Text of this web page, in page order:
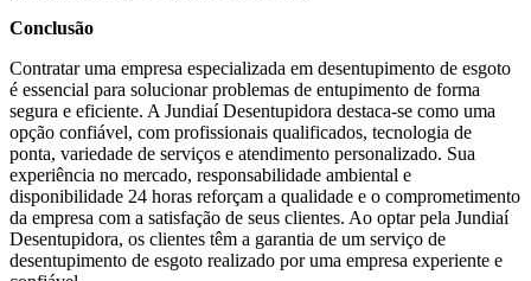
Conclusão
Contratar uma empresa especializada em desentupimento de esgoto
é essencial para solucionar problemas de entupimento de forma
segura e eficiente. A Jundiaí Desentupidora destaca-se como uma
opção confiável, com profissionais qualificados, tecnologia de
ponta, variedade de serviços e atendimento personalizado. Sua
experiência no mercado, responsabilidade ambiental e
disponibilidade 24 horas reforçam a qualidade e o comprometimento
da empresa com a satisfação de seus clientes. Ao optar pela Jundiaí
Desentupidora, os clientes têm a garantia de um serviço de
desentupimento de esgoto realizado por uma empresa experiente e